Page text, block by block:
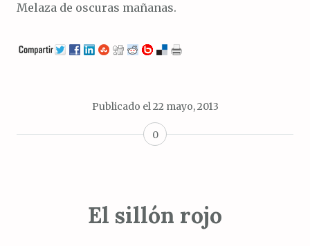
Melaza de oscuras mañanas.
Publicado el 22 mayo, 2013
0
El sillón rojo